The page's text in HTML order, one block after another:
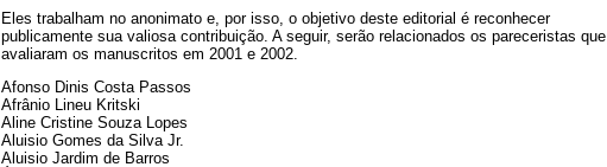
Eles trabalham no anonimato e, por isso, o objetivo deste editorial é reconhecer
publicamente sua valiosa contribuição. A seguir, serão relacionados os pareceristas que
avaliaram os manuscritos em 2001 e 2002.
Afonso Dinis Costa Passos
Afrânio Lineu Kritski
Aline Cristine Souza Lopes
Aluisio Gomes da Silva Jr.
Aluisio Jardim de Barros